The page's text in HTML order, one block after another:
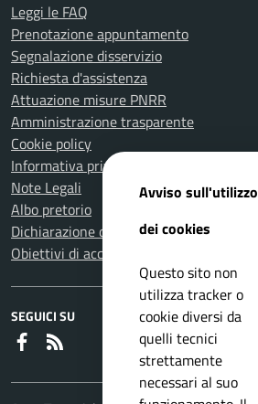
Leggi le FAQ
Prenotazione appuntamento
Segnalazione disservizio
Richiesta d'assistenza
Attuazione misure PNRR
Amministrazione trasparente
Cookie policy
Informativa privacy
Note Legali
Albo pretorio
Dichiarazione di accessibilità
Obiettivi di accessibilità
SEGUICI SU
Faceboook
Avviso sull'utilizzo
dei cookies
Questo sito non
utilizza tracker o
cookie diversi da
quelli tecnici
strettamente
necessari al suo